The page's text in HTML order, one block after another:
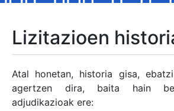
Erakutsi/Ezkutatu
Lizitazioen
Atal honetan, historia gisa,
agertzen dira, baita hain
adjudikazioak ere: